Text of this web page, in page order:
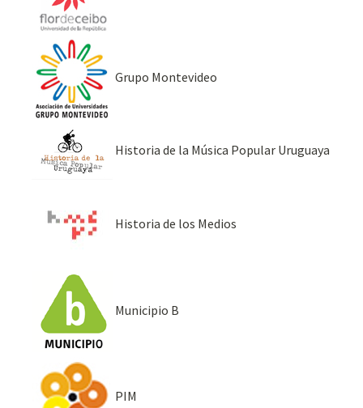
Grupo Montevideo
Historia de la Música Popular Uruguaya
Historia de los Medios
Municipio B
PIM